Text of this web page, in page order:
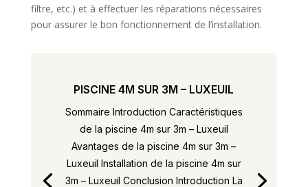
filtre, etc.) et à effectuer les réparations nécessaires
pour assurer le bon fonctionnement de l’installation.
PISCINE 4M SUR 3M – LUXEUIL
Sommaire Introduction Caractéristiques
de la piscine 4m sur 3m – Luxeuil
Avantages de la piscine 4m sur 3m –
Luxeuil Installation de la piscine 4m sur
3m – Luxeuil Conclusion Introduction La